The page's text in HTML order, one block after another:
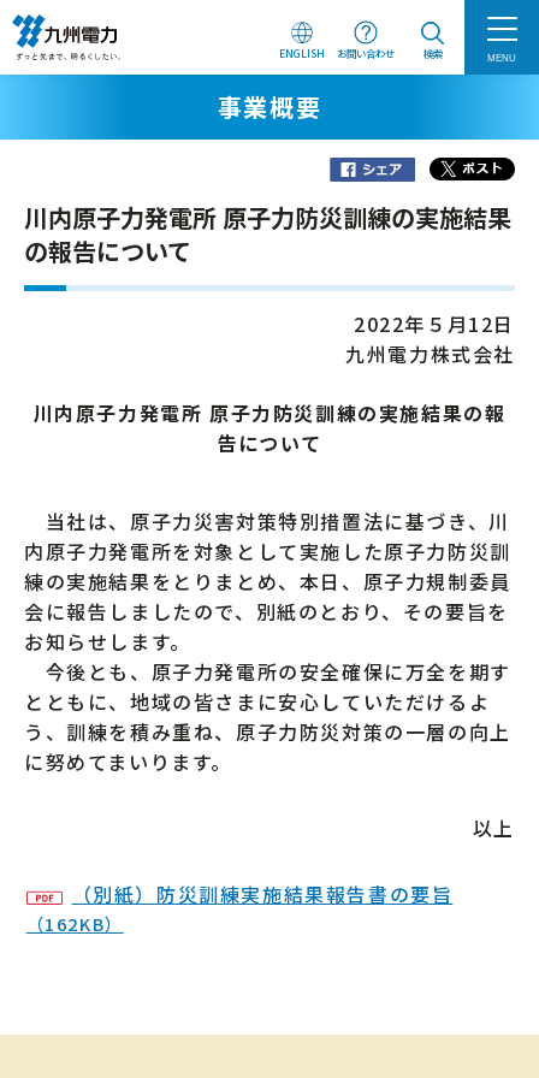
ENGLISH お問い合わせ 検索 MENU
事業概要
川内原子力発電所 原子力防災訓練の実施結果
の報告について
2022年５月12日
九州電力株式会社
川内原子力発電所 原子力防災訓練の実施結果の報
告について
当社は、原子力災害対策特別措置法に基づき、川
内原子力発電所を対象として実施した原子力防災訓
練の実施結果をとりまとめ、本日、原子力規制委員
会に報告しましたので、別紙のとおり、その要旨を
お知らせします。
今後とも、原子力発電所の安全確保に万全を期す
とともに、地域の皆さまに安心していただけるよ
う、訓練を積み重ね、原子力防災対策の一層の向上
に努めてまいります。
以上
（別紙）防災訓練実施結果報告書の要旨
（162KB）